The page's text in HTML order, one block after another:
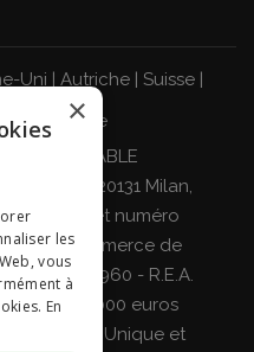
Uni Autriche| Suisse|
| Belgique
RESPONSABLE
94, 20131 Milan,
de TVA et numéro
du commerce de
04642870960 - R.E.A.
de 500 000 euros
à Associé Unique et
×
les
vous
à
En